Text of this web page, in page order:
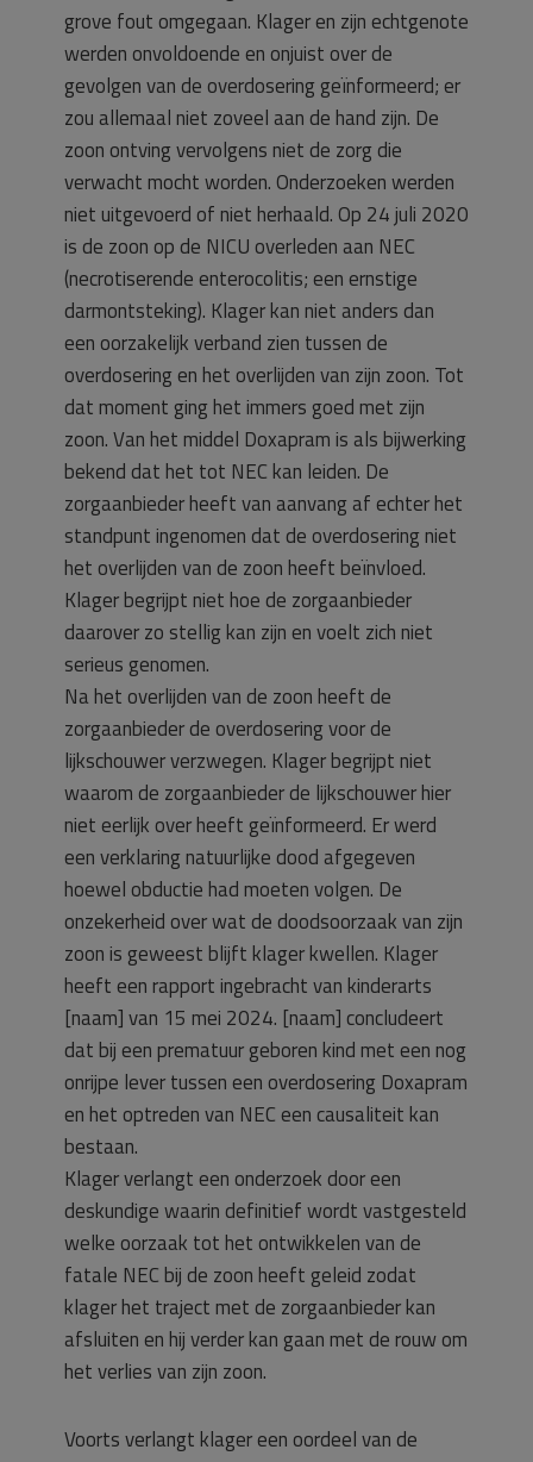
grove fout omgegaan. Klager en zijn echtgenote
werden onvoldoende en onjuist over de
gevolgen van de overdosering geïnformeerd; er
zou allemaal niet zoveel aan de hand zijn. De
zoon ontving vervolgens niet de zorg die
verwacht mocht worden. Onderzoeken werden
niet uitgevoerd of niet herhaald. Op 24 juli 2020
is de zoon op de NICU overleden aan NEC
(necrotiserende enterocolitis; een ernstige
darmontsteking). Klager kan niet anders dan
een oorzakelijk verband zien tussen de
overdosering en het overlijden van zijn zoon. Tot
dat moment ging het immers goed met zijn
zoon. Van het middel Doxapram is als bijwerking
bekend dat het tot NEC kan leiden. De
zorgaanbieder heeft van aanvang af echter het
standpunt ingenomen dat de overdosering niet
het overlijden van de zoon heeft beïnvloed.
Klager begrijpt niet hoe de zorgaanbieder
daarover zo stellig kan zijn en voelt zich niet
serieus genomen.
Na het overlijden van de zoon heeft de
zorgaanbieder de overdosering voor de
lijkschouwer verzwegen. Klager begrijpt niet
waarom de zorgaanbieder de lijkschouwer hier
niet eerlijk over heeft geïnformeerd. Er werd
een verklaring natuurlijke dood afgegeven
hoewel obductie had moeten volgen. De
onzekerheid over wat de doodsoorzaak van zijn
zoon is geweest blijft klager kwellen. Klager
heeft een rapport ingebracht van kinderarts
[naam] van 15 mei 2024. [naam] concludeert
dat bij een prematuur geboren kind met een nog
onrijpe lever tussen een overdosering Doxapram
en het optreden van NEC een causaliteit kan
bestaan.
Klager verlangt een onderzoek door een
deskundige waarin definitief wordt vastgesteld
welke oorzaak tot het ontwikkelen van de
fatale NEC bij de zoon heeft geleid zodat
klager het traject met de zorgaanbieder kan
afsluiten en hij verder kan gaan met de rouw om
het verlies van zijn zoon.
Voorts verlangt klager een oordeel van de